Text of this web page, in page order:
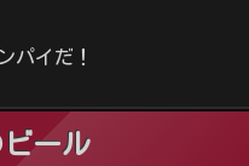
パイだ！
ール